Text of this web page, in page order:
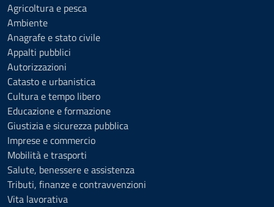
Agricoltura e pesca
Ambiente
Anagrafe e stato civile
Appalti pubblici
Autorizzazioni
Catasto e urbanistica
Cultura e tempo libero
Educazione e formazione
Giustizia e sicurezza pubblica
Imprese e commercio
Mobilità e trasporti
Salute, benessere e assistenza
Tributi, finanze e contravvenzioni
Vita lavorativa